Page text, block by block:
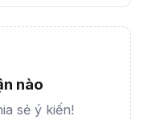
nào
sẻ ý kiến!